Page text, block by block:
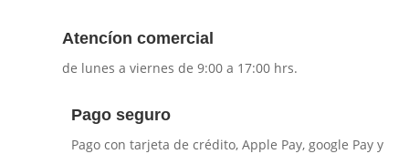
Atencíon comercial
de lunes a viernes de 9:00 a 17:00 hrs.
Pago seguro
Pago con tarjeta de crédito, Apple Pay, google Pay y